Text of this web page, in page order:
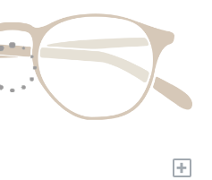
+